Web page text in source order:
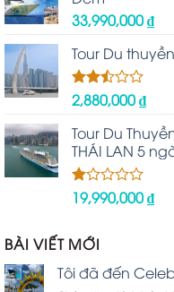
33,990,000₫
Tour Du
Được
hạng
2.48
5 sao
2,880,000₫
Tour Du
THÁI LAN 5
Được
1.00
5
sao
19,990,000₫
BÀI VIẾT MỚI
Tôi đã đến